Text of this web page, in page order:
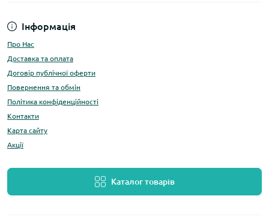
Інформація
Про Нас
Доставка та оплата
Договір публічної оферти
Повернення та обмін
Політика конфіденційності
Контакти
Карта сайту
Акції
Каталог товарів